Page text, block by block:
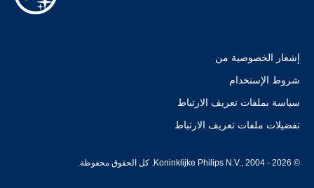
إشعار الخصوصية من
شروط الإستخدام
سياسة بملفات تعريف الارتباط
تفضيلات ملفات تعريف الارتباط
© Koninklijke Philips N.V., 2004 - 2026. كل الحقوق محفوظة.